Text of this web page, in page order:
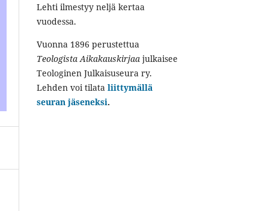
Lehti ilmestyy neljä kertaa
vuodessa.
Vuonna 1896 perustettua
Teologista Aikakauskirjaa julkaisee
Teologinen Julkaisuseura ry.
Lehden voi tilata liittymällä
seuran jäseneksi.